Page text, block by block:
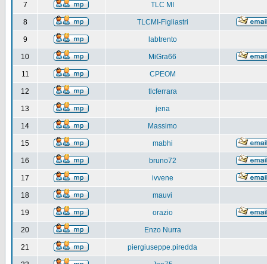
7 TLC MI
8 TLCMI-Figliastri
9 labtrento
10 MiGra66
11 CPEOM
12 tlcferrara
13 jena
14 Massimo
15 mabhi
16 bruno72
17 ivvene
18 mauvi
19 orazio
20 Enzo Nurra
21 piergiuseppe.piredda